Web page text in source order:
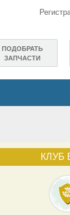
ПОДОБРАТЬ
ЗАПЧАСТИ
КЛУБ